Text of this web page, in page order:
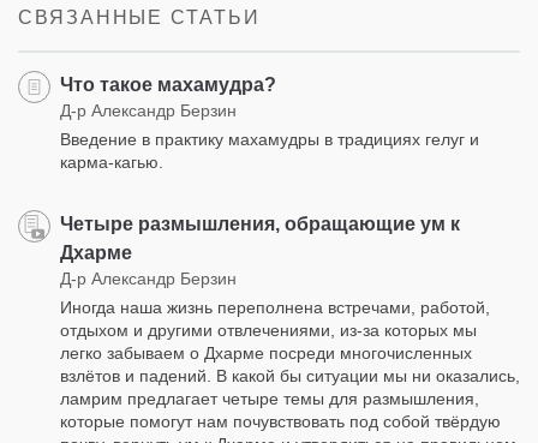
СВЯЗАННЫЕ СТАТЬИ
Что такое махамудра?
Д-р Александр Берзин
Введение в практику махамудры в традициях гелуг и
карма-кагью.
Четыре размышления, обращающие ум к
Дхарме
Д-р Александр Берзин
Иногда наша жизнь переполнена встречами, работой,
отдыхом и другими отвлечениями, из-за которых мы
легко забываем о Дхарме посреди многочисленных
взлётов и падений. В какой бы ситуации мы ни оказались,
ламрим предлагает четыре темы для размышления,
которые помогут нам почувствовать под собой твёрдую